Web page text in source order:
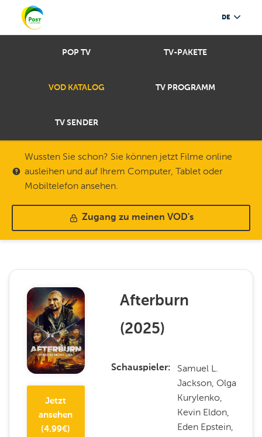
DE
POP TV TV-PAKETE
VOD KATALOG TV PROGRAMM
TV SENDER
Wussten Sie schon? Sie können jetzt Filme online
ausleihen und auf Ihrem Computer, Tablet oder
Mobiltelefon ansehen.
Zugang zu meinen VOD's
Jetzt
ansehen
(4.99€)
Afterburn
(2025)
Schauspieler
Samuel L.
Jackson, Olga
Kurylenko,
Kevin Eldon,
Eden Epstein,